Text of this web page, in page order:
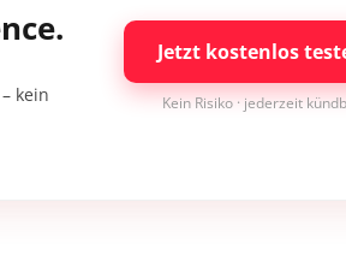
kein
Jetzt kostenlos
Kein Risiko · jederzeit